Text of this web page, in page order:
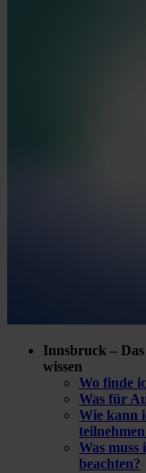
Innsbruck – Das
wissen
Wo finde
Was für
Wie kann
Was
beachten?